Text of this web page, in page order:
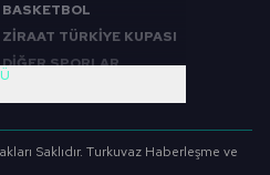
BASKETBOL
ZİRAAT TÜRKİYE KUPASI
DİĞER SPORLAR
FUTBOL
Saklıdır. Turkuvaz Haberleşme ve